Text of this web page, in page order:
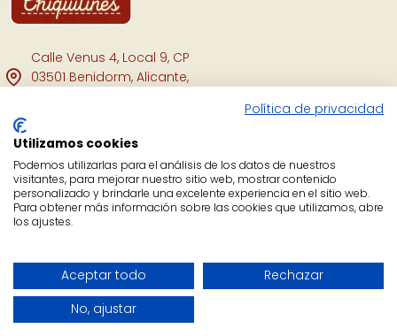
Calle Venus 4, Local 9, CP
03501 Benidorm, Alicante,
Instagram
YouTube
Política de privacidad
Utilizamos cookies
Podemos utilizarlas para el análisis de los datos de nuestros
visitantes, para mejorar nuestro sitio web, mostrar contenido
personalizado y brindarle una excelente experiencia en el sitio web.
Para obtener más información sobre las cookies que utilizamos, abre
los ajustes.
Aceptar todo
Rechazar
No, ajustar